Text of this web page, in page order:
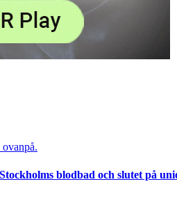
blodbad och slutet på